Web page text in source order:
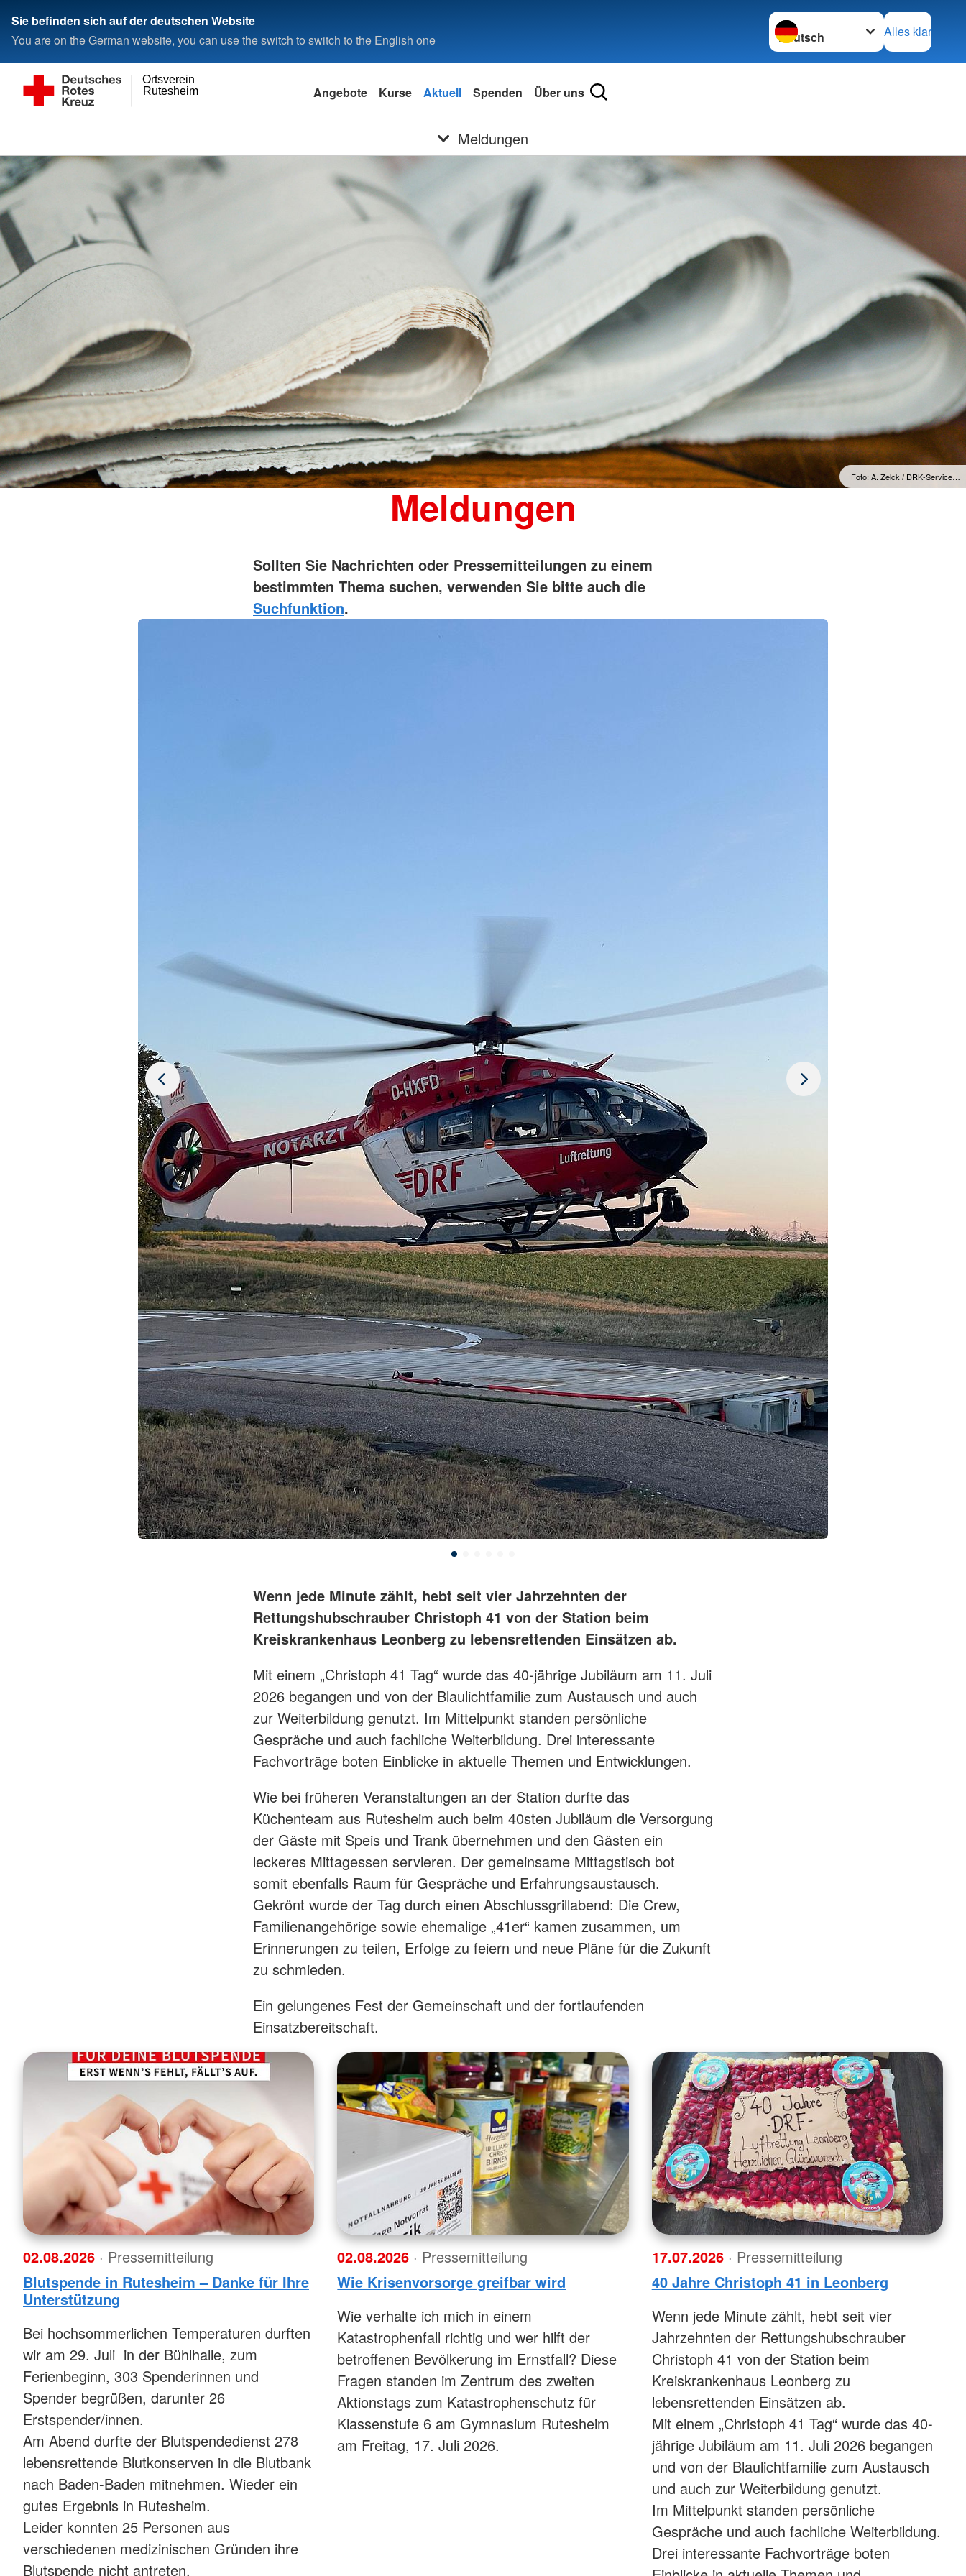
Sie befinden sich auf der deutschen Website
You are on the German website, you can use the switch to switch to the English one
Sprache wechseln zu
Alles klar
Rutesheim
Ortsverein
Angebote Kurse Aktuell Spenden Über uns
Meldungen
Foto: A. Zelck / DRK-Service…
Meldungen
Sollten Sie Nachrichten oder Pressemitteilungen zu einem
bestimmten Thema suchen, verwenden Sie bitte auch die
Suchfunktion.
Wenn jede Minute zählt, hebt seit vier Jahrzehnten der
Rettungshubschrauber Christoph 41 von der Station beim
Kreiskrankenhaus Leonberg zu lebensrettenden Einsätzen ab.
Mit einem „Christoph 41 Tag“ wurde das 40-jährige Jubiläum am 11. Juli
2026 begangen und von der Blaulichtfamilie zum Austausch und auch
zur Weiterbildung genutzt. Im Mittelpunkt standen persönliche
Gespräche und auch fachliche Weiterbildung. Drei interessante
Fachvorträge boten Einblicke in aktuelle Themen und Entwicklungen.
Wie bei früheren Veranstaltungen an der Station durfte das
Küchenteam aus Rutesheim auch beim 40sten Jubiläum die Versorgung
der Gäste mit Speis und Trank übernehmen und den Gästen ein
leckeres Mittagessen servieren. Der gemeinsame Mittagstisch bot
somit ebenfalls Raum für Gespräche und Erfahrungsaustausch.
Gekrönt wurde der Tag durch einen Abschlussgrillabend: Die Crew,
Familienangehörige sowie ehemalige „41er“ kamen zusammen, um
Erinnerungen zu teilen, Erfolge zu feiern und neue Pläne für die Zukunft
zu schmieden.
Ein gelungenes Fest der Gemeinschaft und der fortlaufenden
Einsatzbereitschaft.
02.08.2026 · Pressemitteilung
Blutspende in Rutesheim – Danke für Ihre
Unterstützung
Bei hochsommerlichen Temperaturen durften
wir am 29. Juli in der Bühlhalle, zum
Ferienbeginn, 303 Spenderinnen und
Spender begrüßen, darunter 26
Erstspender/innen.
Am Abend durfte der Blutspendedienst 278
lebensrettende Blutkonserven in die Blutbank
nach Baden-Baden mitnehmen. Wieder ein
gutes Ergebnis in Rutesheim.
Leider konnten 25 Personen aus
verschiedenen medizinischen Gründen ihre
Blutspende nicht antreten.
02.08.2026 · Pressemitteilung
Wie Krisenvorsorge greifbar wird
Wie verhalte ich mich in einem
Katastrophenfall richtig und wer hilft der
betroffenen Bevölkerung im Ernstfall? Diese
Fragen standen im Zentrum des zweiten
Aktionstags zum Katastrophenschutz für
Klassenstufe 6 am Gymnasium Rutesheim
am Freitag, 17. Juli 2026.
17.07.2026 · Pressemitteilung
40 Jahre Christoph 41 in Leonberg
Wenn jede Minute zählt, hebt seit vier
Jahrzehnten der Rettungshubschrauber
Christoph 41 von der Station beim
Kreiskrankenhaus Leonberg zu
lebensrettenden Einsätzen ab.
Mit einem „Christoph 41 Tag“ wurde das 40-
jährige Jubiläum am 11. Juli 2026 begangen
und von der Blaulichtfamilie zum Austausch
und auch zur Weiterbildung genutzt.
Im Mittelpunkt standen persönliche
Gespräche und auch fachliche Weiterbildung.
Drei interessante Fachvorträge boten